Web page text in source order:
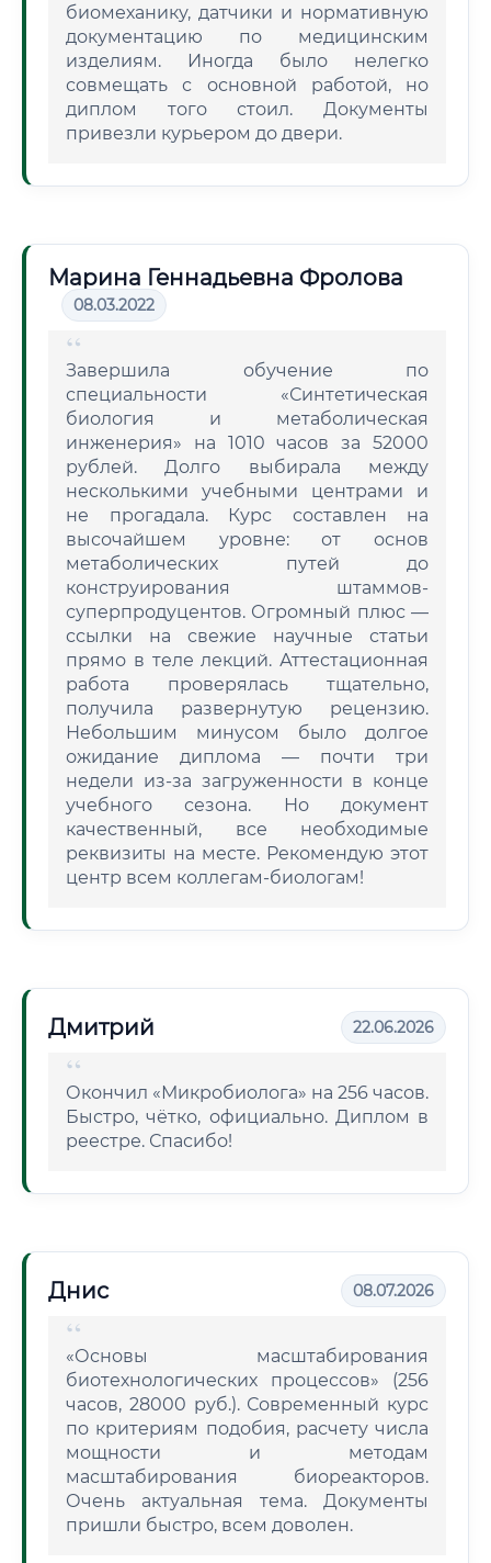
биомеханику, датчики и нормативную
документацию по медицинским
изделиям. Иногда было нелегко
совмещать с основной работой, но
диплом того стоил. Документы
привезли курьером до двери.
Марина Геннадьевна Фролова
08.03.2022
Завершила обучение по
специальности «Синтетическая
биология и метаболическая
инженерия» на 1010 часов за 52000
рублей. Долго выбирала между
несколькими учебными центрами и
не прогадала. Курс составлен на
высочайшем уровне: от основ
метаболических путей до
конструирования штаммов-
суперпродуцентов. Огромный плюс —
ссылки на свежие научные статьи
прямо в теле лекций. Аттестационная
работа проверялась тщательно,
получила развернутую рецензию.
Небольшим минусом было долгое
ожидание диплома — почти три
недели из-за загруженности в конце
учебного сезона. Но документ
качественный, все необходимые
реквизиты на месте. Рекомендую этот
центр всем коллегам-биологам!
Дмитрий 22.06.2026
Окончил «Микробиолога» на 256 часов.
Быстро, чётко, официально. Диплом в
реестре. Спасибо!
Днис 08.07.2026
«Основы масштабирования
биотехнологических процессов» (256
часов, 28000 руб.). Современный курс
по критериям подобия, расчету числа
мощности и методам
масштабирования биореакторов.
Очень актуальная тема. Документы
пришли быстро, всем доволен.